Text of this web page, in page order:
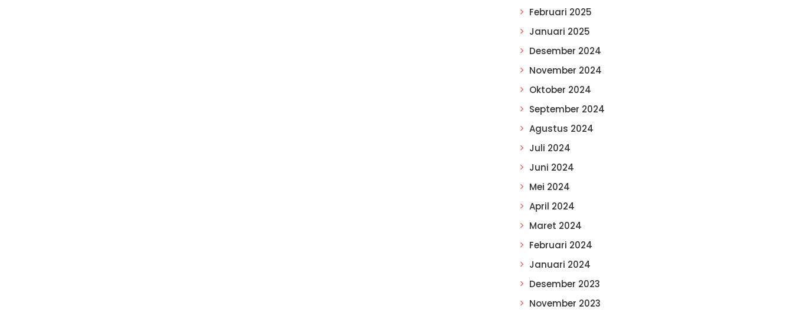
Februari 2025
Januari 2025
Desember 2024
November 2024
Oktober 2024
September 2024
Agustus 2024
Juli 2024
Juni 2024
Mei 2024
April 2024
Maret 2024
Februari 2024
Januari 2024
Desember 2023
November 2023